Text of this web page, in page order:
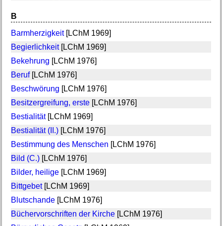
B
Barmherzigkeit[LChM 1969]
Begierlichkeit[LChM 1969]
Bekehrung [LChM 1976]
Beruf[LChM 1976]
Beschwörung [LChM 1976]
Besitzergreifung, erste[LChM 1976]
Bestialität[LChM 1969]
Bestialität (II.)[LChM 1976]
Bestimmung des Menschen [LChM 1976]
Bild (C.)[LChM 1976]
Bilder, heilige[LChM 1969]
Bittgebet[LChM 1969]
Blutschande[LChM 1976]
Büchervorschriften der Kirche[LChM 1976]